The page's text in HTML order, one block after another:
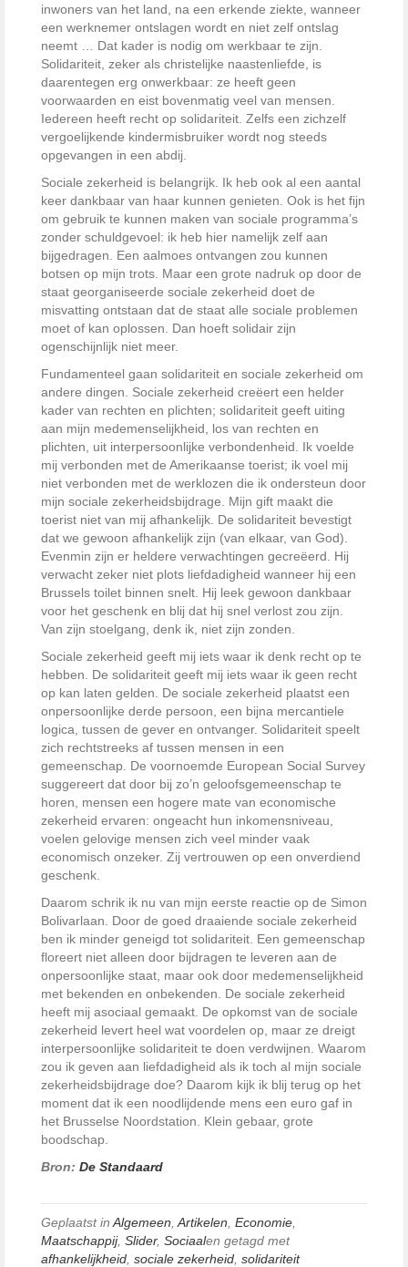
inwoners van het land, na een erkende ziekte, wanneer
een werknemer ontslagen wordt en niet zelf ontslag
neemt … Dat kader is nodig om werkbaar te zijn.
Solidariteit, zeker als christelijke naastenliefde, is
daarentegen erg onwerkbaar: ze heeft geen
voorwaarden en eist bovenmatig veel van mensen.
Iedereen heeft recht op solidariteit. Zelfs een zichzelf
vergoelijkende kindermisbruiker wordt nog steeds
opgevangen in een abdij.
Sociale zekerheid is belangrijk. Ik heb ook al een aantal
keer dankbaar van haar kunnen genieten. Ook is het fijn
om gebruik te kunnen maken van sociale programma’s
zonder schuldgevoel: ik heb hier namelijk zelf aan
bijgedragen. Een aalmoes ontvangen zou kunnen
botsen op mijn trots. Maar een grote nadruk op door de
staat georganiseerde sociale zekerheid doet de
misvatting ontstaan dat de staat alle sociale problemen
moet of kan oplossen. Dan hoeft solidair zijn
ogenschijnlijk niet meer.
Fundamenteel gaan solidariteit en sociale zekerheid om
andere dingen. Sociale zekerheid creëert een helder
kader van rechten en plichten; solidariteit geeft uiting
aan mijn medemenselijkheid, los van rechten en
plichten, uit interpersoonlijke verbondenheid. Ik voelde
mij verbonden met de Amerikaanse toerist; ik voel mij
niet verbonden met de werklozen die ik ondersteun door
mijn sociale zekerheidsbijdrage. Mijn gift maakt die
toerist niet van mij afhankelijk. De solidariteit bevestigt
dat we gewoon afhankelijk zijn (van elkaar, van God).
Evenmin zijn er heldere verwachtingen gecreëerd. Hij
verwacht zeker niet plots liefdadigheid wanneer hij een
Brussels toilet binnen snelt. Hij leek gewoon dankbaar
voor het geschenk en blij dat hij snel verlost zou zijn.
Van zijn stoelgang, denk ik, niet zijn zonden.
Sociale zekerheid geeft mij iets waar ik denk recht op te
hebben. De solidariteit geeft mij iets waar ik geen recht
op kan laten gelden. De sociale zekerheid plaatst een
onpersoonlijke derde persoon, een bijna mercantiele
logica, tussen de gever en ontvanger. Solidariteit speelt
zich rechtstreeks af tussen mensen in een
gemeenschap. De voornoemde European Social Survey
suggereert dat door bij zo’n geloofsgemeenschap te
horen, mensen een hogere mate van economische
zekerheid ervaren: ongeacht hun inkomensniveau,
voelen gelovige mensen zich veel minder vaak
economisch onzeker. Zij vertrouwen op een onverdiend
geschenk.
Daarom schrik ik nu van mijn eerste reactie op de Simon
Bolivarlaan. Door de goed draaiende sociale zekerheid
ben ik minder geneigd tot solidariteit. Een gemeenschap
floreert niet alleen door bijdragen te leveren aan de
onpersoonlijke staat, maar ook door medemenselijkheid
met bekenden en onbekenden. De sociale zekerheid
heeft mij asociaal gemaakt. De opkomst van de sociale
zekerheid levert heel wat voordelen op, maar ze dreigt
interpersoonlijke solidariteit te doen verdwijnen. Waarom
zou ik geven aan liefdadigheid als ik toch al mijn sociale
zekerheidsbijdrage doe? Daarom kijk ik blij terug op het
moment dat ik een noodlijdende mens een euro gaf in
het Brusselse Noordstation. Klein gebaar, grote
boodschap.
Bron: De Standaard
Geplaatst in Algemeen Artikelen Economie
Maatschappij, Slider, Sociaalen getagd met
afhankelijkheid sociale zekerheid solidariteit